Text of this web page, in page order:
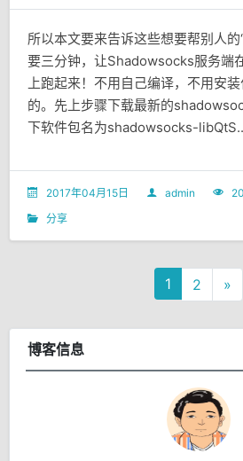
所以本文要来告诉这些想要帮别人的
要三分钟，让Shadowsocks服务端
上跑起来！不用自己编译，不用安
的。先上步骤下载最新的
下软件包名为shadowsocks-
2017年04月15日 admin
分享
1 2 »
博客信息